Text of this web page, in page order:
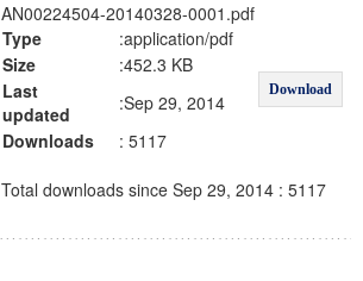
AN00224504-20140328-0001.pdf
Type
:application/pdf
Download
Size
:452.3 KB
Last
updated
:Sep 29, 2014
Downloads
: 5117
Total downloads since Sep 29, 2014 : 5117